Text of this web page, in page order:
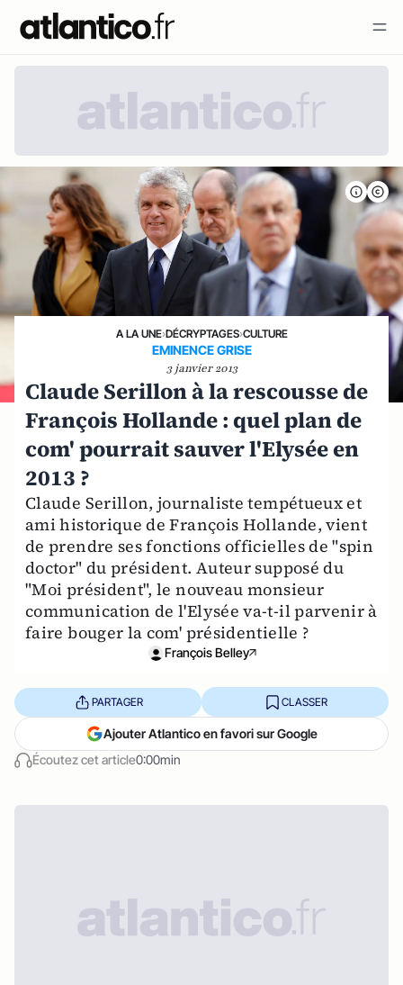
A LA UNE›DÉCRYPTAGES›CULTURE
EMINENCE GRISE
3 janvier 2013
Claude Serillon à la rescousse de
François Hollande : quel plan de
com' pourrait sauver l'Elysée en
2013 ?
Claude Serillon, journaliste tempétueux et
ami historique de François Hollande, vient
de prendre ses fonctions officielles de "spin
doctor" du président. Auteur supposé du
"Moi président", le nouveau monsieur
communication de l'Elysée va-t-il parvenir à
faire bouger la com' présidentielle ?
François Belley
Écoutez cet article0:00min
PARTAGER CLASSER
Ajouter Atlantico en favori sur Google